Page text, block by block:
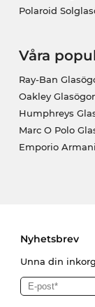
Polaroid
Våra
Ray-Ban
Oakley
Humphreys
Marc O Polo
Emporio
Nyhetsbrev
Unna din